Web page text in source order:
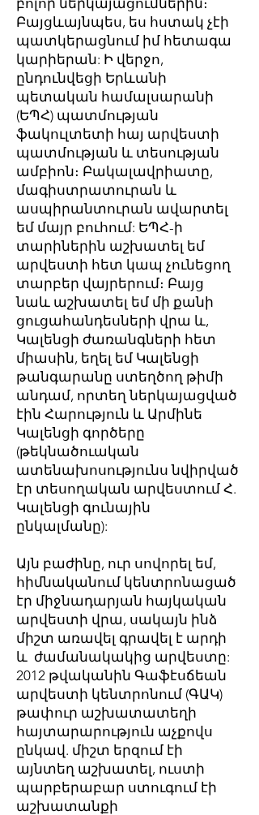
բոլոր ներկայացումներին։
Բայցևայնպես, ես հստակ չէի
պատկերացնում իմ հետագա
կարիերան: Ի վերջո,
ընդունվեցի Երևանի
պետական համալսարանի
(ԵՊՀ) պատմության
ֆակուլտետի հայ արվեստի
պատմության և տեսության
ամբիոն։ Բակալավրիատը,
մագիստրատուրան և
ասպիրանտուրան ավարտել
եմ մայր բուհում: ԵՊՀ-ի
տարիներին աշխատել եմ
արվեստի հետ կապ չունեցող
տարբեր վայրերում։ Բայց
նաև աշխատել եմ մի քանի
ցուցահանդեսների վրա և,
Կալենցի ժառանգների հետ
միասին, եղել եմ Կալենցի
թանգարանը ստեղծող թիմի
անդամ, որտեղ ներկայացված
էին Հարություն և Արմինե
Կալենցի գործերը
(թեկնածուական
ատենախոսությունս նվիրված
էր տեսողական արվեստում Հ.
Կալենցի գունային
ընկալմանը):
Այն բաժինը, ուր սովորել եմ,
հիմնականում կենտրոնացած
էր միջնադարյան հայկական
արվեստի վրա, սակայն ինձ
միշտ առավել գրավել է արդի
և ժամանակակից արվեստը:
2012 թվականին Գաֆէսճեան
արվեստի կենտրոնում (ԳԱԿ)
թափուր աշխատատեղի
հայտարարություն աչքովս
ընկավ. միշտ երզում էի
այնտեղ աշխատել, ուստի
պարբերաբար ստուգում էի
աշխատանքի